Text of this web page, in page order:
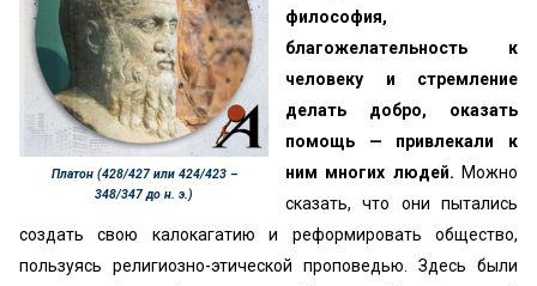
Платон (428/427 или 424/423 –
348/347 до н. э.)
философия,
благожелательность к
человеку и стремление
делать добро, оказать
помощь — привлекали к
ним многих людей. Можно
сказать, что они пытались
создать свою калокагатию и реформировать общество,
пользуясь религиозно-этической проповедью. Здесь были